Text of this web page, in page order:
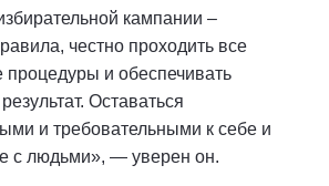
кампании –
честно проходить все
и обеспечивать
Оставаться
и требовательными к себе и
с людьми», — уверен он.